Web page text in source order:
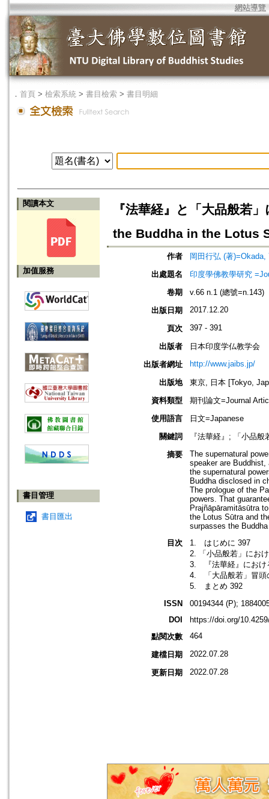
網站導覽
． 首頁 > 檢索系統 > 書目檢索 > 書目明細
閱讀本文
加值服務
書目管理
書目匯出
『法華経』と「大品般若
the Buddha in the Lotus
作者
岡田行弘 (著)=Okada,
出處題名
印度學佛教學研究
卷期
v.66 n.1 (總號=n.143)
出版日期
2017.12.20
頁次 397 - 391
出版者
日本印度学仏教学会
出版者網址
http://www.jaibs.jp/
出版地
東京, 日本 [Tokyo,
資料類型
期刊論文=Journal
使用語言
日文=Japanese
關鍵詞
『法華経』; 「小品
摘要
The supernatural
speaker are
the supernatural
Buddha disclosed in
The prologue of the
powers. That
Prajñāpāramitāsūtra
the Lotus Sūtra and
surpasses the
目次
1. はじめに 397
2. 「小品般若」にお
3. 『法華経』にお
4. 「大品般若」冒頭
5. まとめ 392
ISSN
00194344 (P);
DOI
https://doi.org/
點閱次數
464
建檔日期 2022.07.28
更新日期 2022.07.28